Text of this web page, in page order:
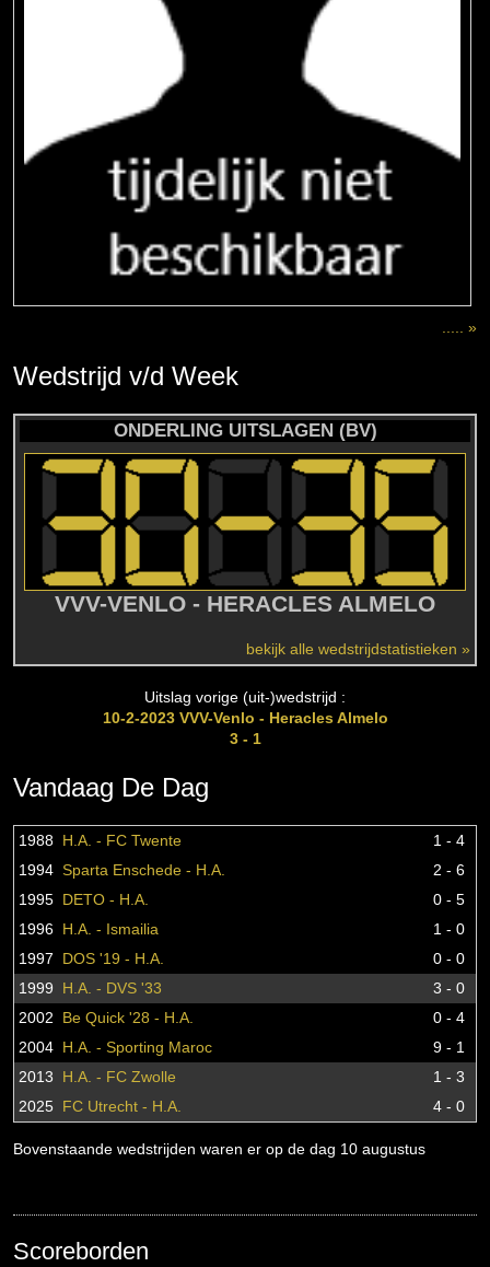
..... »
Wedstrijd v/d Week
ONDERLING UITSLAGEN (BV)
VVV-VENLO - HERACLES ALMELO
bekijk alle wedstrijdstatistieken »
Uitslag vorige (uit-)wedstrijd :
10-2-2023 VVV-Venlo - Heracles Almelo
3 - 1
Vandaag De Dag
1988 H.A. - FC Twente
1 - 4
1994 Sparta Enschede - H.A.
2 - 6
1995 DETO - H.A.
0 - 5
1996 H.A. - Ismailia
1 - 0
1997
DOS '19 - H.A.
0 - 0
1999
H.A. - DVS '33
3 - 0
2002
Be Quick '28 - H.A.
0 - 4
2004 H.A. - Sporting Maroc
9 - 1
2013
H.A. - FC Zwolle
1 - 3
2025 FC Utrecht - H.A. 4 - 0
Bovenstaande wedstrijden waren er op de dag 10 augustus
Scoreborden